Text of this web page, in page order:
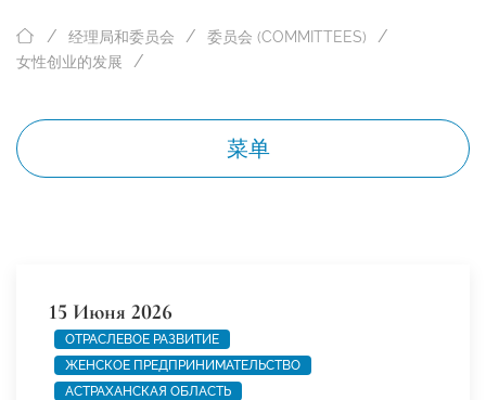
经理局和委员会
委员会 (COMMITTEES)
女性创业的发展
菜单
15 Июня 2026
ОТРАСЛЕВОЕ РАЗВИТИЕ
ЖЕНСКОЕ ПРЕДПРИНИМАТЕЛЬСТВО
АСТРАХАНСКАЯ ОБЛАСТЬ